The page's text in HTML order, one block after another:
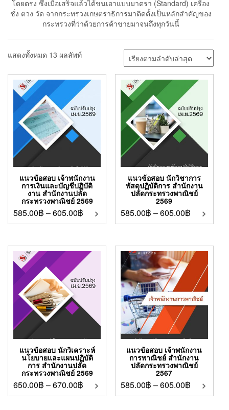
โดยตรง ซึ่งเมื่อเสร็จแล้วได้ขนเอาแบบมาตรา (Standard) เครื่อง
ชั่ง ตวง วัด จากกระทรวงเกษตราธิการมาติดตั้งเป็นหลักสำคัญของ
กระทรวงที่ว่าด้วยการค้าขายมาจนถึงทุกวันนี้
แสดงทั้งหมด 13 ผลลัพท์
แนวข้อสอบ เจ้าพนักงาน
การเงินและบัญชีปฏิบัติ
งาน สำนักงานปลัด
กระทรวงพาณิชย์ 2569
585.00฿ –605.00฿
แนวข้อสอบ นักวิชาการ
พัสดุปฏิบัติการ สำนักงาน
ปลัดกระทรวงพาณิชย์
2569
585.00฿ –605.00฿
แนวข้อสอบ นักวิเคราะห์
นโยบายและแผนปฏิบัติ
การ สำนักงานปลัด
กระทรวงพาณิชย์ 2569
650.00฿ –670.00฿
แนวข้อสอบ เจ้าพนักงาน
การพาณิชย์ สำนักงาน
ปลัดกระทรวงพาณิชย์
2567
585.00฿ –605.00฿